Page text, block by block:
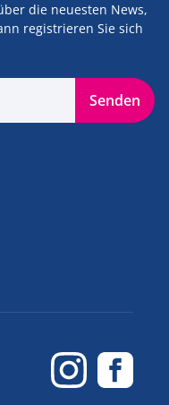
die neuesten News,
registrieren Sie sich
Senden